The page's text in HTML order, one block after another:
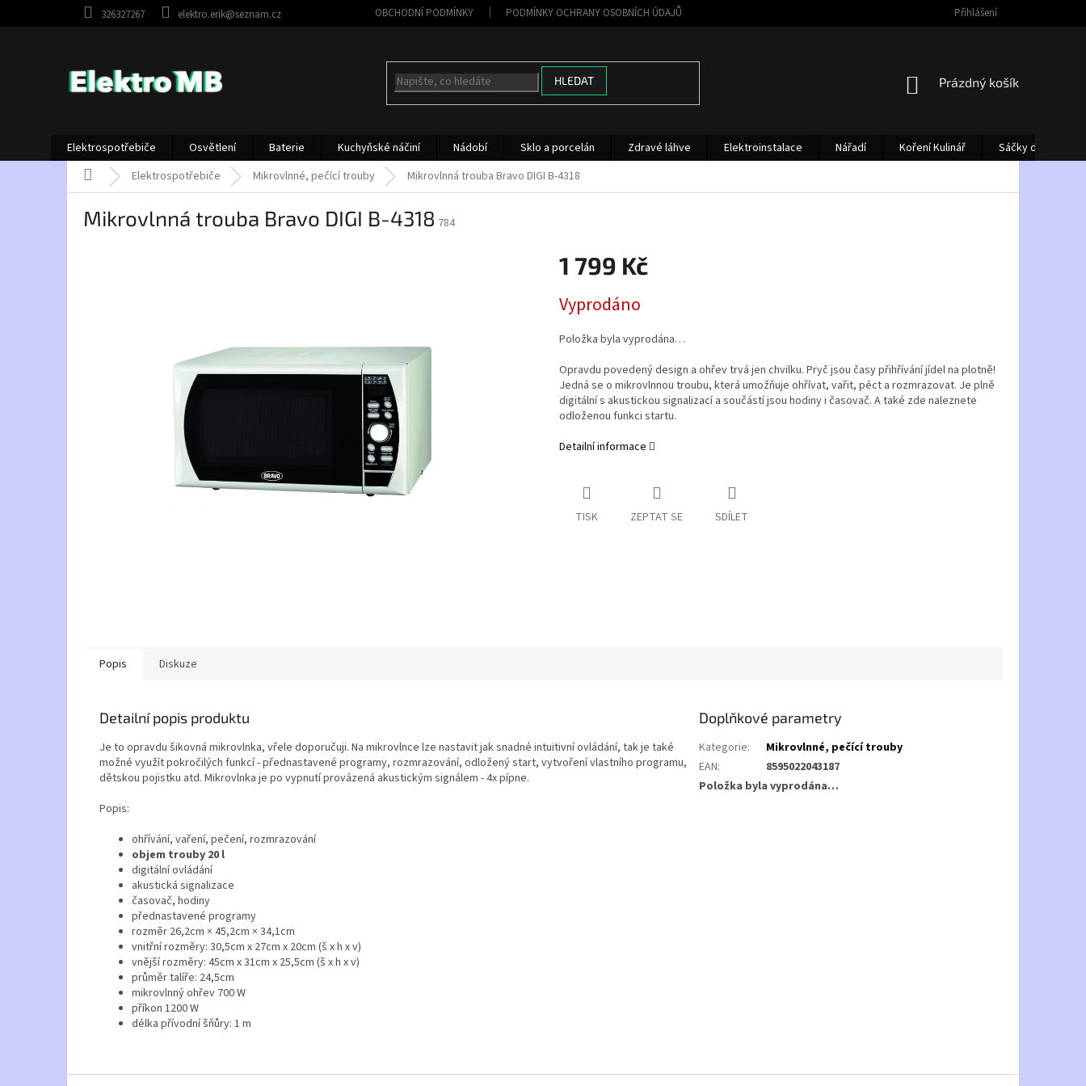
326327267 elektro.erik@seznam.cz OBCHODNÍ PODMÍNKY PODMÍNKY OCHRANY OSOBNÍCH ÚDAJŮ Přihlášení
HLEDAT
NÁKUPNÍ
Prázdný košík
Elektrospotřebiče Osvětlení Baterie Kuchyňské náčiní Nádobí Sklo a porcelán Zdravé láhve Elektroinstalace Nářadí Koření Kulinář
Sáčky do
Domů
Elektrospotřebiče Mikrovlnné, pečící trouby Mikrovlnná trouba Bravo DIGI B-4318
Mikrovlnná trouba Bravo DIGI B-4318 784
1 799 Kč
cena:
Vyprodáno
Položka byla vyprodána…
Opravdu povedený design a ohřev trvá jen chvilku. Pryč jsou časy přihřívání jídel na plotně!
Jedná se o mikrovlnnou troubu, která umožňuje ohřívat, vařit, péct a rozmrazovat. Je plně
digitální s akustickou signalizací a součástí jsou hodiny i časovač. A také zde naleznete
odloženou funkci startu.
Detailní informace
TISK ZEPTAT SE SDÍLET
Popis Diskuze
Detailní popis produktu
Je to opravdu šikovná mikrovlnka, vřele doporučuji. Na mikrovlnce lze nastavit jak snadné intuitivní ovládání, tak je také
možné využít pokročilých funkcí - přednastavené programy, rozmrazování, odložený start, vytvoření vlastního programu,
dětskou pojistku atd. Mikrovlnka je po vypnutí provázená akustickým signálem - 4x pípne.
Popis:
ohřívání, vaření, pečení, rozmrazování
objem trouby 20 l
digitální ovládání
akustická signalizace
časovač, hodiny
přednastavené programy
rozměr 26,2cm × 45,2cm × 34,1cm
vnitřní rozměry: 30,5cm x 27cm x 20cm (š x h x v)
vnější rozměry: 45cm x 31cm x 25,5cm (š x h x v)
průměr talíře: 24,5cm
mikrovlnný ohřev 700 W
příkon 1200 W
délka přívodní šňůry: 1 m
Doplňkové parametry
Kategorie:
Mikrovlnné, pečící trouby
EAN:
8595022043187
Položka byla vyprodána…